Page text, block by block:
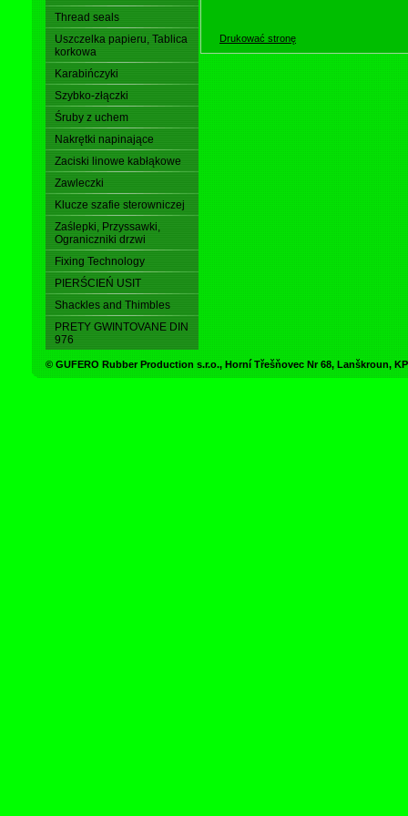
Thread seals
Uszczelka papieru, Tablica
korkowa
Karabińczyki
Szybko-złączki
Śruby z uchem
Nakrętki napinające
Zaciski linowe kabłąkowe
Zawleczki
Klucze szafie sterowniczej
Zaślepki, Przyssawki,
Ograniczniki drzwi
Fixing Technology
PIERŚCIEŃ USIT
Shackles and Thimbles
PRETY GWINTOVANE DIN
976
Drukować stronę
© GUFERO Rubber Production s.r.o., Horní Třešňovec Nr 68, Lanškroun, KP